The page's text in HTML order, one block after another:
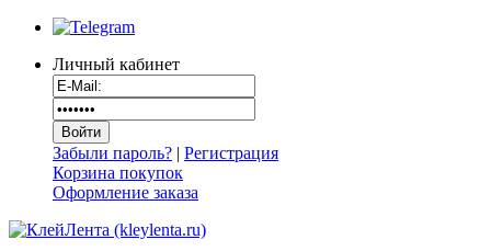
Личный кабинет
Забыли пароль? | Регистрация
Корзина покупок
Оформление заказа